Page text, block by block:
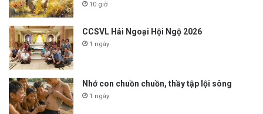
10 giờ
CCSVL Hải Ngoại Hội Ngộ 2026
1 ngày
Nhớ con chuồn chuồn, thầy tập lội sông
1 ngày